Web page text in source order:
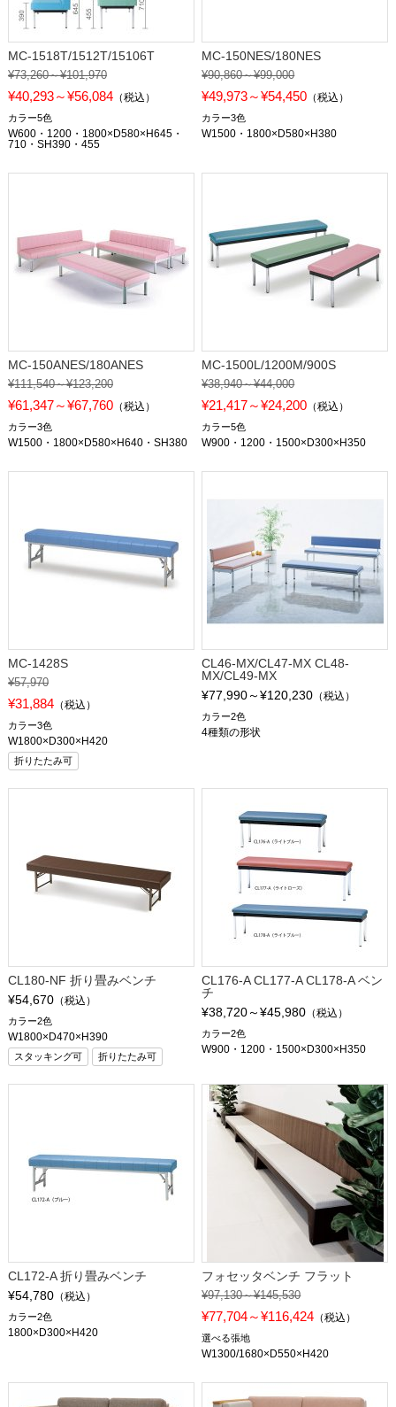
MC-1518T/1512T/15106T
¥73,260～¥101,970
¥40,293～¥56,084（税込）
カラー5色
W600・1200・1800×D580×H645・
710・SH390・455
MC-150NES/180NES
¥90,860～¥99,000
¥49,973～¥54,450 （税込）
カラー3色
W1500・1800×D580×H380
MC-150ANES/180ANES
¥111,540～¥123,200
¥61,347～¥67,760（税込）
カラー3色
W1500・1800×D580×H640・SH380
MC-1500L/1200M/900S
¥38,940～¥44,000
¥21,417～¥24,200 （税込）
カラー5色
W900・1200・1500×D300×H350
MC-1428S
¥57,970
¥31,884（税込）
カラー3色
W1800×D300×H420
折りたたみ可
CL46-MX/CL47-MX CL48-
MX/CL49-MX
¥77,990～¥120,230 （税込）
カラー2色
4種類の形状
CL180-NF 折り畳みベンチ
¥54,670（税込）
カラー2色
W1800×D470×H390
スタッキング可 折りたたみ可
CL176-A CL177-A CL178-A ベン
チ
¥38,720～¥45,980 （税込）
カラー2色
W900・1200・1500×D300×H350
CL172-A 折り畳みベンチ
¥54,780（税込）
カラー2色
1800×D300×H420
フォセッタベンチ フラット
¥97,130～¥145,530
¥77,704～¥116,424 （税込）
選べる張地
W1300/1680×D550×H420